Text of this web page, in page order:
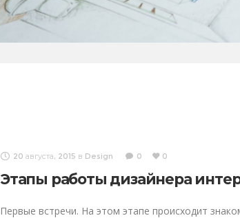
20 августа, 2015 в Design 0 0
Этапы работы дизайнера
Первые встречи. На этом этапе происходит